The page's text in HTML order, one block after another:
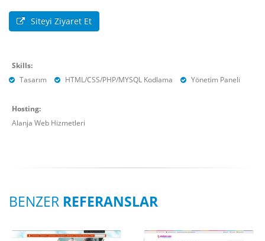
Siteyi Ziyaret Et
Skills:
Tasarım
HTML/CSS/PHP/MYSQL Kodlama Yönetim Paneli
Hosting:
Alanja Web Hizmetleri
BENZER REFERANSLAR